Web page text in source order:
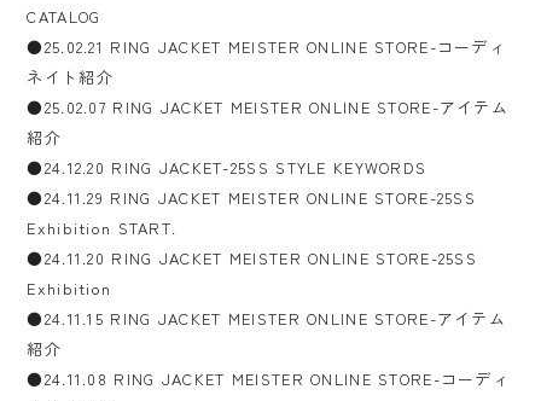
CATALOG
●25.02.21 RING JACKET MEISTER ONLINE STORE-コーディ
ネイト紹介
●25.02.07 RING JACKET MEISTER ONLINE STORE-アイテム
紹介
●24.12.20 RING JACKET-25SS STYLE KEYWORDS
●24.11.29 RING JACKET MEISTER ONLINE STORE-25SS
Exhibition START.
●24.11.20 RING JACKET MEISTER ONLINE STORE-25SS
Exhibition
●24.11.15 RING JACKET MEISTER ONLINE STORE-アイテム
紹介
●24.11.08 RING JACKET MEISTER ONLINE STORE-コーディ